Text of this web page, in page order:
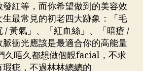
紅等，而你希望做到的美容效
最常見的初老四大跡象：「毛
/ 黃氣」、「紅血絲」、「暗瘡 /
衝光應該是最適合你的高能量
久唔久都想做個靚facial，不求
疵，不過林林總總的